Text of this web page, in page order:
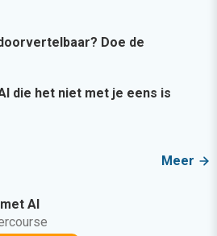
Doe de
die het niet met je eens is
Meer
met AI